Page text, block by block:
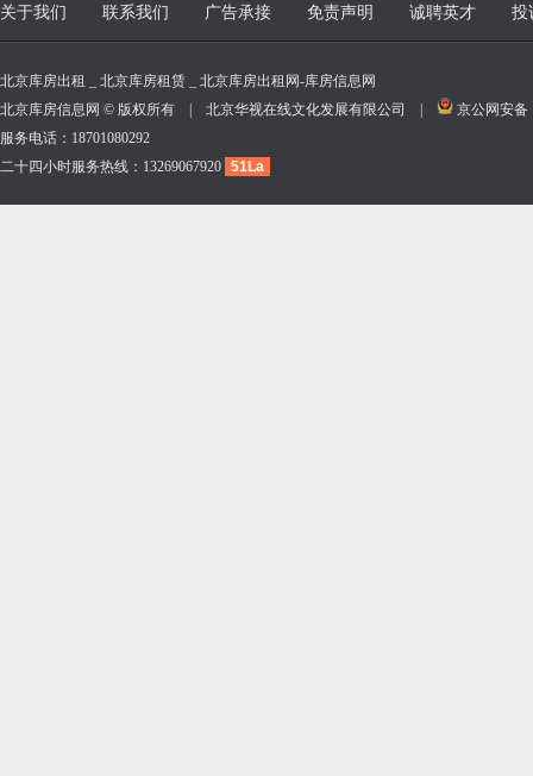
关于我们 联系我们 广告承接 免责声明 诚聘英才 投
北京库房出租 _ 北京库房租赁 _ 北京库房出租网-库房信息网
北京库房信息网 © 版权所有 | 北京华视在线文化发展有限公司 |
京公网安备
服务电话：18701080292
二十四小时服务热线：13269067920 51La